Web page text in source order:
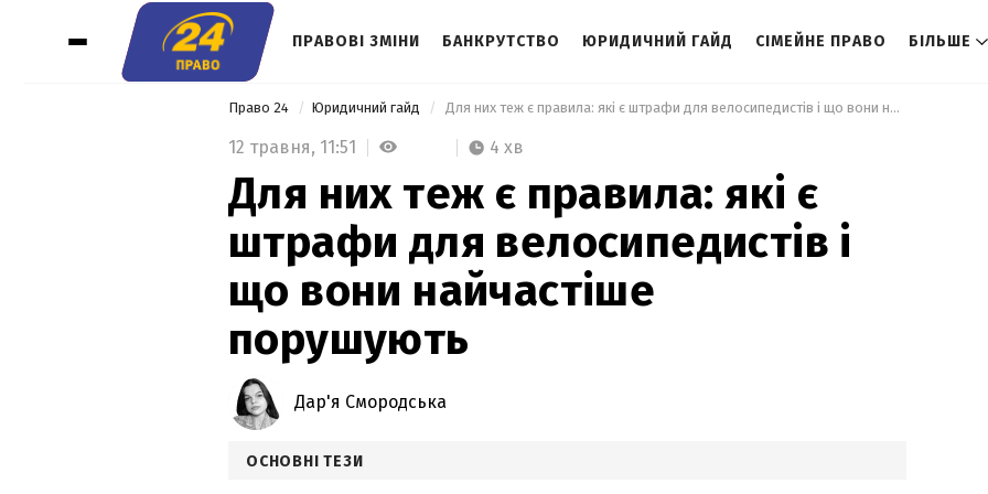
ПРАВОВІ ЗМІНИ БАНКРУТСТВО ЮРИДИЧНИЙ ГАЙД СІМЕЙНЕ ПРАВО БІЛЬШЕ
Право 24 Юридичний гайд Для них теж є правила: які є штрафи для велосипедистів і що вони найчастіше порушують
12 травня, 11:51 4 хв
Для них теж є правила: які є
штрафи для велосипедистів і
що вони найчастіше
порушують
Дар'я Смородська
ОСНОВНІ ТЕЗИ